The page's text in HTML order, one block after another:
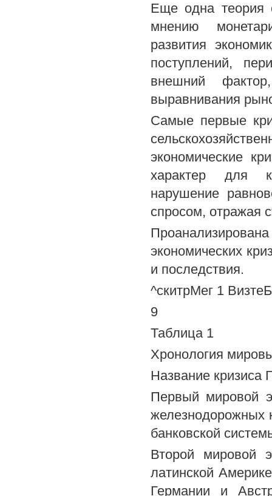
Еще одна теория
мнению
развития
поступлений,
внешний
выравнивания
Самые первые
экономические
характер для
нарушение
спросом, отражая
экономических
и последствия.
^скитрМег 1
9
Таблица 1
Хронология
Название кризиса
Первый мировой
железнодорожных
банковской
Второй мировой
латинской
Германии и